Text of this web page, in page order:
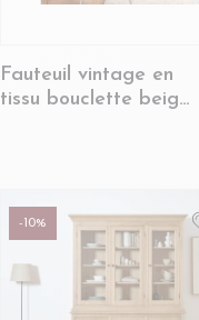
Fauteuil vintage en
tissu bouclette beige
-10%